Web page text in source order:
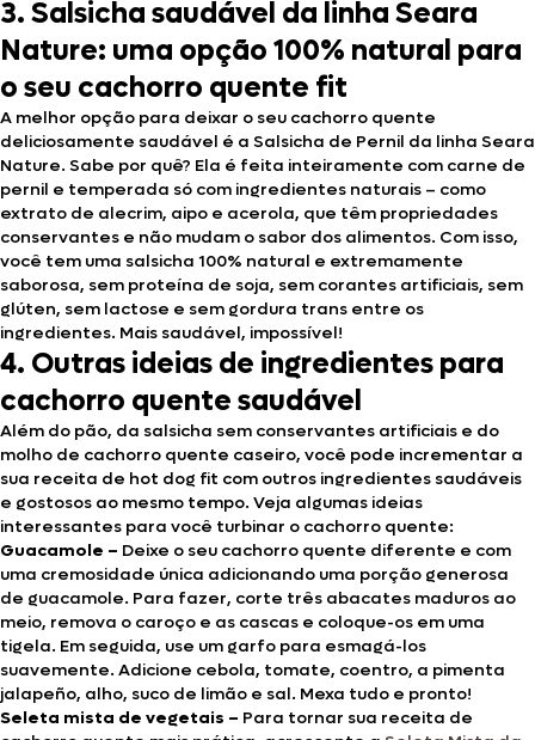
3. Salsicha saudável da linha Seara
Nature: uma opção 100% natural para
o seu cachorro quente fit
A melhor opção para deixar o seu cachorro quente
deliciosamente saudável é a Salsicha de Pernil da linha Seara
Nature. Sabe por quê? Ela é feita inteiramente com carne de
pernil e temperada só com ingredientes naturais – como
extrato de alecrim, aipo e acerola, que têm propriedades
conservantes e não mudam o sabor dos alimentos. Com isso,
você tem uma salsicha 100% natural e extremamente
saborosa, sem proteína de soja, sem corantes artificiais, sem
glúten, sem lactose e sem gordura trans entre os
ingredientes. Mais saudável, impossível!
4. Outras ideias de ingredientes para
cachorro quente saudável
Além do pão, da salsicha sem conservantes artificiais e do
molho de cachorro quente caseiro, você pode incrementar a
sua receita de hot dog fit com outros ingredientes saudáveis
e gostosos ao mesmo tempo. Veja algumas ideias
interessantes para você turbinar o cachorro quente:
Guacamole – Deixe o seu cachorro quente diferente e com
uma cremosidade única adicionando uma porção generosa
de guacamole. Para fazer, corte três abacates maduros ao
meio, remova o caroço e as cascas e coloque-os em uma
tigela. Em seguida, use um garfo para esmagá-los
suavemente. Adicione cebola, tomate, coentro, a pimenta
jalapeño, alho, suco de limão e sal. Mexa tudo e pronto!
Seleta mista de vegetais – Para tornar sua receita de